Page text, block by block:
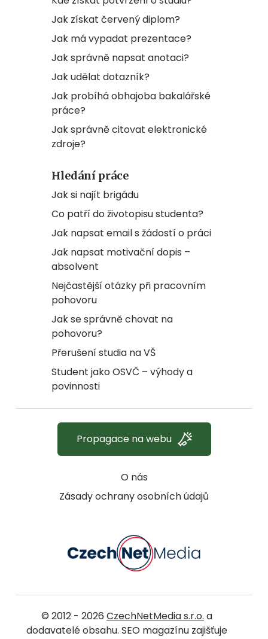
Jak získat červený diplom?
Jak má vypadat prezentace?
Jak správně napsat anotaci?
Jak udělat dotazník?
Jak probíhá obhajoba bakalářské
práce?
Jak správně citovat elektronické
zdroje?
Hledání práce
Jak si najít brigádu
Co patří do životopisu studenta?
Jak napsat email s žádostí o práci
Jak napsat motivační dopis –
absolvent
Nejčastější otázky při pracovním
pohovoru
Jak se správně chovat na
pohovoru?
Přerušení studia na VŠ
Student jako OSVČ – výhody a
povinnosti
O nás
Zásady ochrany osobních údajů
Propagace na webu
© 2012 - 2026 CzechNetMedia s.r.o. a
dodavatelé obsahu. SEO magazínu zajišťuje